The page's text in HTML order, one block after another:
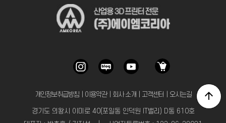
개인정보취급방침｜ 이용약관｜ 회사 소개 고객센터 오시는길
경기도 의왕시 이미로 40(포일동 인덕원 IT밸리) D동 610호